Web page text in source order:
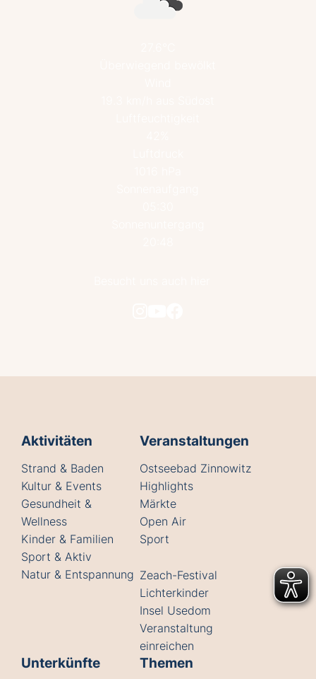
Aktivitäten
Strand & Baden
Kultur & Events
Gesundheit &
Wellness
Kinder & Familien
Sport & Aktiv
Natur & Entspannung
Veranstaltungen
Ostseebad Zinnowitz
Highlights
Märkte
Open Air
Sport
Zeach-Festival
Lichterkinder
Insel Usedom
Veranstaltung
einreichen
Unterkünfte Themen